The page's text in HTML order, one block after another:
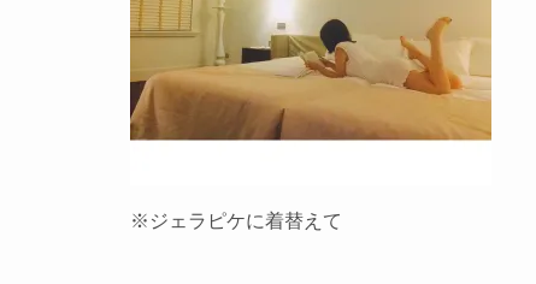
※ジェラピケに着替えて